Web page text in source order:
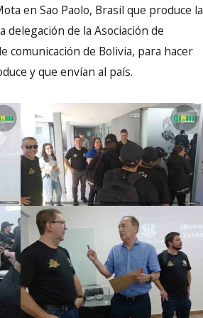
en Sao Paolo, Brasil que produce la
de la Asociación de
comunicación de Bolivia, para hacer
y que envían al país.